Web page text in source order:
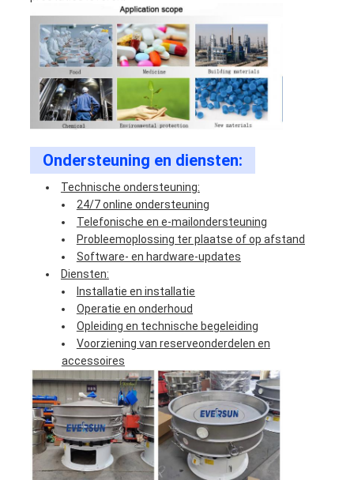
Ondersteuning en diensten:
Technische ondersteuning:
24/7 online ondersteuning
Telefonische en e-mailondersteuning
Probleemoplossing ter plaatse of op afstand
Software- en hardware-updates
Diensten:
Installatie en installatie
Operatie en onderhoud
Opleiding en technische begeleiding
Voorziening van reserveonderdelen en
accessoires